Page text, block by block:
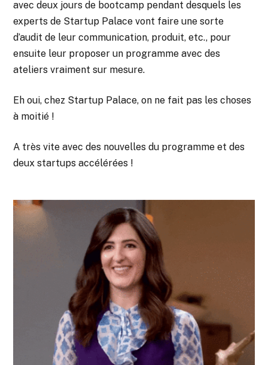
avec deux jours de bootcamp pendant desquels les
experts de Startup Palace vont faire une sorte
d’audit de leur communication, produit, etc., pour
ensuite leur proposer un programme avec des
ateliers vraiment sur mesure.
Eh oui, chez Startup Palace, on ne fait pas les choses
à moitié !
A très vite avec des nouvelles du programme et des
deux startups accélérées !